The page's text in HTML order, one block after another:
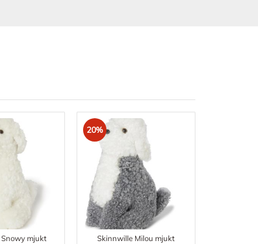
mjukt
20%
Skinnwille Milou mjukt